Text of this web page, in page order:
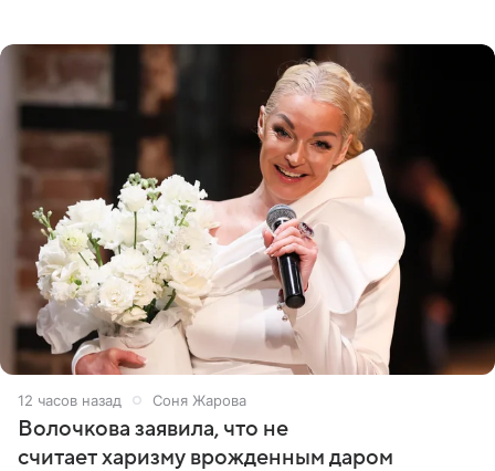
12 часов назад Соня Жарова
Волочкова заявила, что не
считает харизму врожденным даром